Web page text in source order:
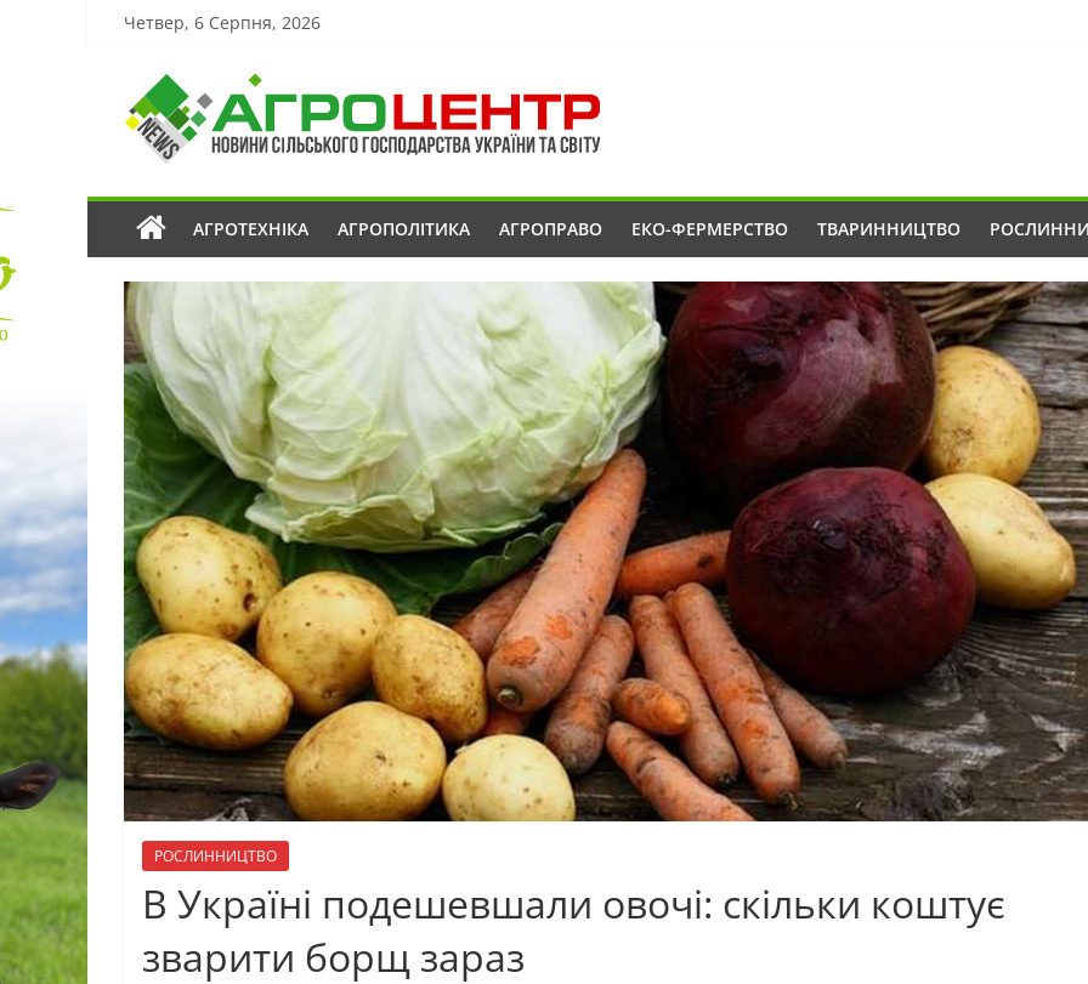
Четвер, 6 Серпня, 2026
АГРОТЕХНІКА АГРОПОЛІТИКА АГРОПРАВО ЕКО-ФЕРМЕРСТВО ТВАРИННИЦТВО
РОСЛИННИЦТВО
В Україні подешевшали овочі: скільки коштує
зварити борщ зараз